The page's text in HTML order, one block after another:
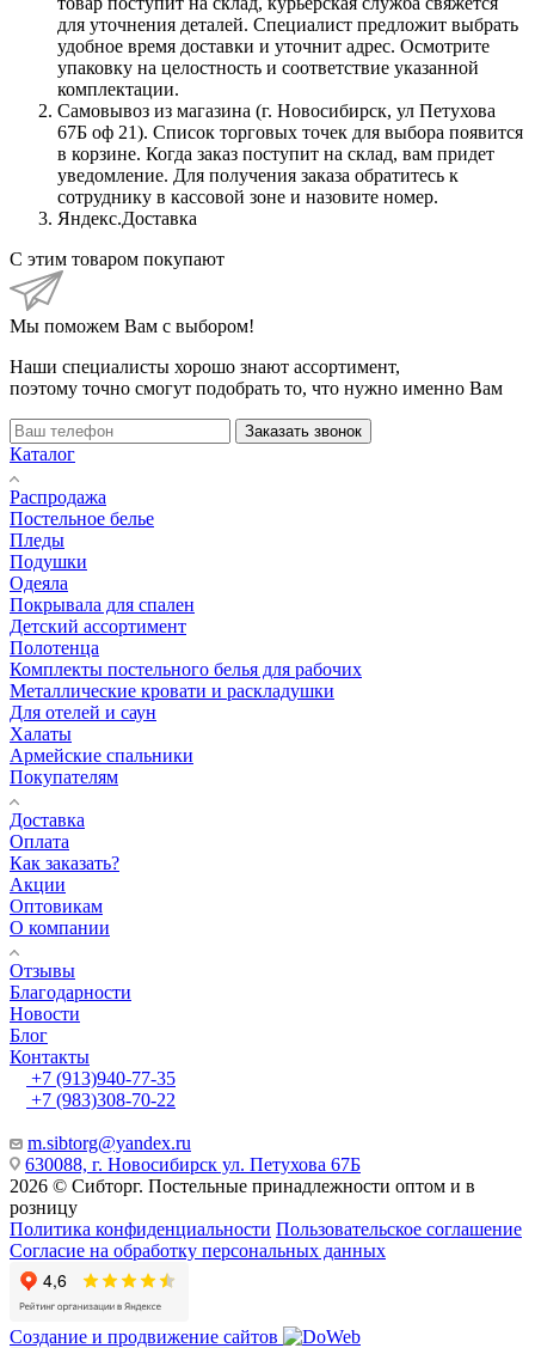
для уточнения деталей. Специалист предложит выбрать
удобное время доставки и уточнит адрес. Осмотрите
упаковку на целостность и соответствие указанной
комплектации.
Самовывоз из магазина (г. Новосибирск, ул Петухова
67Б оф 21). Список торговых точек для выбора появится
в корзине. Когда заказ поступит на склад, вам придет
уведомление. Для получения заказа обратитесь к
сотруднику в кассовой зоне и назовите номер.
Яндекс.Доставка
С этим товаром покупают
Мы поможем Вам с выбором!
Наши специалисты хорошо знают ассортимент,
поэтому точно смогут подобрать то, что нужно именно Вам
Заказать звонок
Каталог
Распродажа
Постельное белье
Пледы
Подушки
Одеяла
Покрывала для спален
Детский ассортимент
Полотенца
Комплекты постельного белья для рабочих
Металлические кровати и раскладушки
Для отелей и саун
Халаты
Армейские спальники
Покупателям
Доставка
Оплата
Как заказать?
Акции
Оптовикам
О компании
Отзывы
Благодарности
Новости
Блог
Контакты
+7 (913)940-77-35
+7 (983)308-70-22
m.sibtorg@yandex.ru
630088, г. Новосибирск ул. Петухова 67Б
2026 © Сибторг. Постельные принадлежности оптом и в
розницу
Политика конфиденциальности Пользовательское соглашение
Согласие на обработку персональных данных
Создание и продвижение сайтов